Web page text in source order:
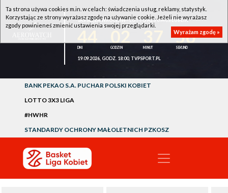
1KS ŚLĘZA WROCŁAW - LOTTO AZS UMCS LUBLIN
56
19.09.2026, GODZ. 18:00, TVPSPORT.PL
BANK PEKAO S.A. PUCHAR POLSKI KOBIET
LOTTO 3X3 LIGA
#HWHR
STANDARDY OCHRONY MAŁOLETNICH PZKOSZ
Ta strona używa cookies m.in. w celach: świadczenia usług, reklamy, statystyk.
Korzystając ze strony wyrażasz zgodę na używanie cookie. Jeżeli nie wyrażasz
zgody powinieneś zmienić ustawienia swojej przeglądarki.
Wyrażam zgodę »